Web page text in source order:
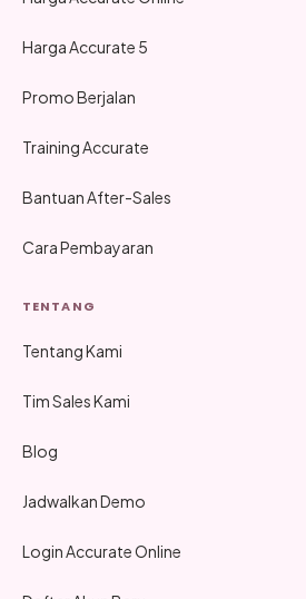
Harga Accurate 5
Promo Berjalan
Training Accurate
Bantuan After-Sales
Cara Pembayaran
TENTANG
Tentang Kami
Tim Sales Kami
Blog
Jadwalkan Demo
Login Accurate Online